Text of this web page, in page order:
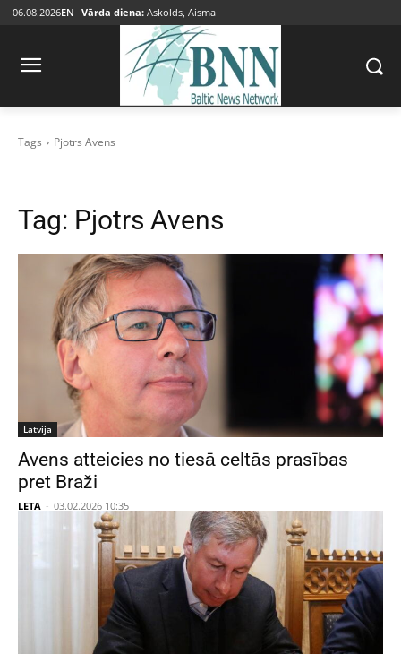
06.08.2026EN Vārda diena: Askolds, Aisma
Tags Pjotrs Avens
Tag: Pjotrs Avens
Latvija
Avens atteicies no tiesā celtās prasības
pret Braži
LETA - 03.02.2026 10:35